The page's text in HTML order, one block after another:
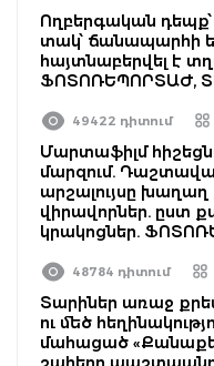
Ողբերգական դեպք՝
տակ՝ ճանապարհի
հայտնաբերվել է
ՖՈՏՈՌԵՊՈՐՏԱԺ,
49422 դիտում
Մարտաֆիլմ
մարզում.
արշալույսը խաղաղ
վիրավորներ. ըստ
կրակոցներ.
48784 դիտում
Տարիներ առաջ
ու մեծ
մահացած